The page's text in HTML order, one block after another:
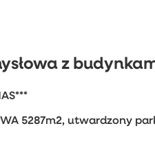
z
5287m2, utwardzony